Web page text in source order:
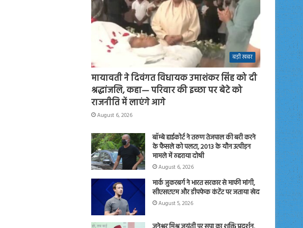
बड़ी खबर
मायावती ने दिवंगत विधायक उमाशंकर सिंह को दी
श्रद्धांजलि, कहा— परिवार की इच्छा पर बेटे को
राजनीति में लाएंगे आगे
August 6, 2026
बॉम्बे हाईकोर्ट ने तरुण तेजपाल की बरी करने
के फैसले को पलटा, 2013 के यौन उत्पीड़न
मामले में ठहराया दोषी
August 6, 2026
मार्क जुकरबर्ग ने भारत सरकार से माफी मांगी,
सीएसएएम और डीपफेक कंटेंट पर जताया खेद
August 5, 2026